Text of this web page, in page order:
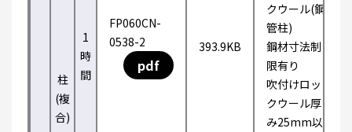
柱
(複
合)
1
時
間
FP060CN-
0538-2
pdf
393.9KB
クウール(鋼
管柱)
鋼材寸法制
限有り
吹付けロッ
クウール厚
み25mm以